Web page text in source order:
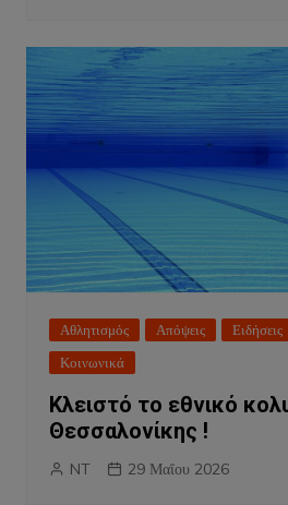
Αθλητισμός Απόψεις Ειδήσεις
Κοινωνικά
Κλειστό το εθνικό
Θεσσαλονίκης !
NT 29 Μαΐου 2026